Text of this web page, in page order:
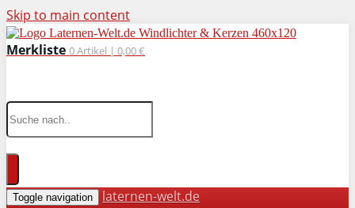
Skip to main content
Merkliste 0Artikel | 0,00 €
Toggle navigation
laternen-welt.de